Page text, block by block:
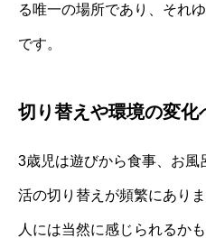
る唯一の場所であり、それ
です。
切り替えや環境の変化
3歳児は遊びから食事、お風
活の切り替えが頻繁にあり
人には当然に感じられるか